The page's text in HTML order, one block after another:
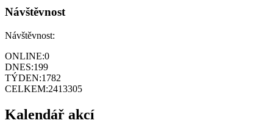
Návštěvnost
Návštěvnost:
ONLINE:0
DNES:199
TÝDEN:1782
CELKEM:2413305
Kalendář akcí